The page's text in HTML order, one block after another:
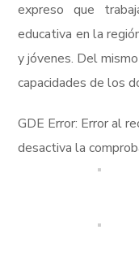
expreso que
educativa en la
y jóvenes. Del
capacidades de los
GDE Error: Error al
desactiva la